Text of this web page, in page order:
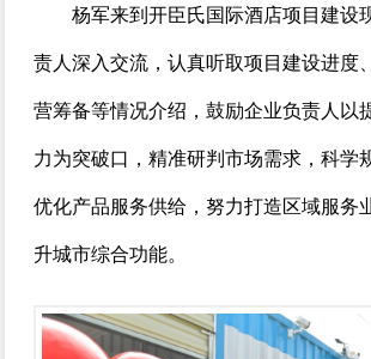
杨军来到开臣氏国际酒店项目建设
责人深入交流，认真听取项目建设进度
营筹备等情况介绍，鼓励企业负责人以
力为突破口，精准研判市场需求，科学
优化产品服务供给，努力打造区域服务
升城市综合功能。